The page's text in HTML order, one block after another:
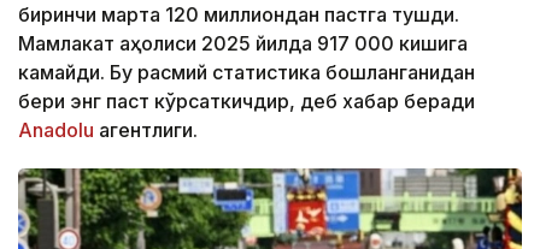
биринчи марта 120 миллиондан пастга тушди.
Мамлакат аҳолиси 2025 йилда 917 000 кишига
камайди. Бу расмий статистика бошланганидан
бери энг паст кўрсаткичдир, деб хабар беради
Аnadolu агентлиги.